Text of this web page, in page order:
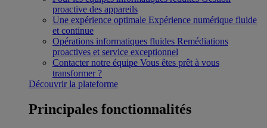
proactive des appareils
Une expérience optimale Expérience numérique fluide
et continue
Opérations informatiques fluides Remédiations
proactives et service exceptionnel
Contacter notre équipe Vous êtes prêt à vous
transformer ?
Découvrir la plateforme
Principales fonctionnalités